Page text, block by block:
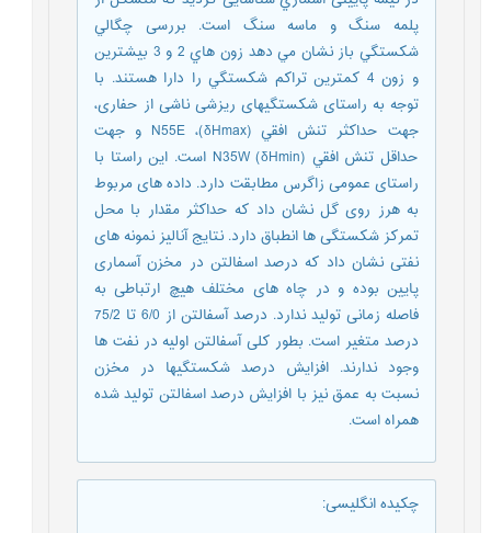
پلمه سنگ و ماسه سنگ است. بررسی چگالي
شكستگي باز نشان مي دهد زون هاي 2 و 3 بيشترين
و زون 4 كمترين تراكم شكستگي را دارا هستند. با
توجه به راستای شکستگیهای ریزشی ناشی از حفاری،
جهت حداكثر تنش افقي (δHmax)، N55E و جهت
حداقل تنش افقي (δHmin) N35W است. این راستا با
راستای عمومی زاگرس مطابقت دارد. داده های مربوط
به هرز روی گل نشان داد که حداکثر مقدار با محل
تمرکز شکستگی ها انطباق دارد. نتایج آنالیز نمونه های
نفتی نشان داد که درصد اسفالتن در مخزن آسماری
پایین بوده و در چاه های مختلف هیچ ارتباطی به
فاصله زمانی تولید ندارد. درصد آسفالتن از 6/0 تا 75/2
درصد متغیر است. بطور کلی آسفالتن اولیه در نفت ها
وجود ندارند. افزایش درصد شکستگیها در مخزن
نسبت به عمق نیز با افزایش درصد اسفالتن تولید شده
همراه است.
چکیده انگلیسی: